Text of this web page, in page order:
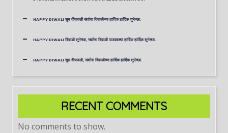
HAPPY DIWALI शुभ दीपावली सर्वाना दिवाळीच्या हार्दिक हार्दिक शुभेच्छा.
HAPPY DIWALI दिवाळी शुभेच्छा, सर्वाना दिवाळी पाडव्याच्या हार्दिक हार्दिक शुभेच्छा.
HAPPY DIWALI शुभ दीपावली, सर्वाना दिवाळीच्या हार्दिक हार्दिक शुभेच्छा.
RECENT COMMENTS
No comments to show.